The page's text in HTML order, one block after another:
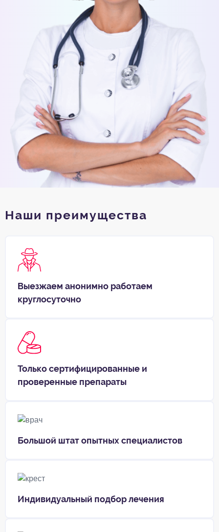
Наши преимущества
Выезжаем анонимно работаем
круглосуточно
Только сертифицированные и
проверенные препараты
Большой штат опытных специалистов
Индивидуальный подбор лечения